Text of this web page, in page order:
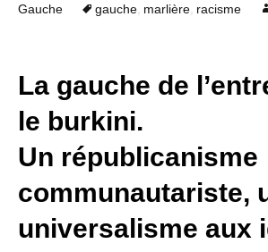
Gauche
gauche, marlière, racisme
La gauche de
le burkini.
Un républicanisme
communautariste,
universalisme aux